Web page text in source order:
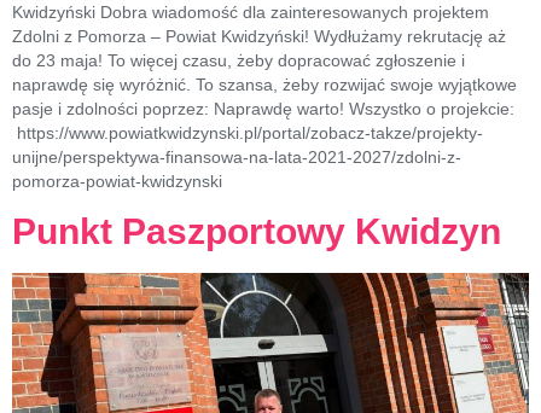
Kwidzyński Dobra wiadomość dla zainteresowanych projektem
Zdolni z Pomorza – Powiat Kwidzyński! Wydłużamy rekrutację aż
do 23 maja! To więcej czasu, żeby dopracować zgłoszenie i
naprawdę się wyróżnić. To szansa, żeby rozwijać swoje wyjątkowe
pasje i zdolności poprzez: Naprawdę warto! Wszystko o projekcie:
https://www.powiatkwidzynski.pl/portal/zobacz-takze/projekty-
unijne/perspektywa-finansowa-na-lata-2021-2027/zdolni-z-
pomorza-powiat-kwidzynski
Punkt Paszportowy Kwidzyn